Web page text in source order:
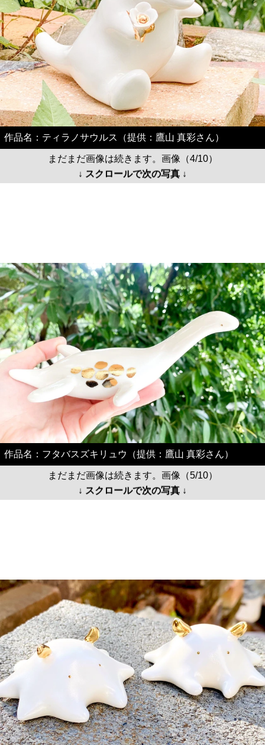
作品名：ティラノサウルス（提供：鷹山 真彩さん）
まだまだ画像は続きます。画像（4/10）
↓ スクロールで次の写真 ↓
作品名：フタバスズキリュウ（提供：鷹山 真彩さん）
まだまだ画像は続きます。画像（5/10）
↓ スクロールで次の写真 ↓